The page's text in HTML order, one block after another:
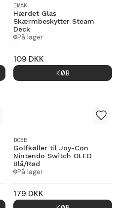
IMAK
Hærdet Glas
Skærmbeskytter Steam
Deck
På lager
109 DKK
KØB
DOBE
Golfkøller til Joy-Con
Nintendo Switch OLED
Blå/Rød
På lager
179 DKK